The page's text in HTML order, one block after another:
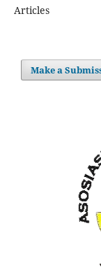
Articles
Make a